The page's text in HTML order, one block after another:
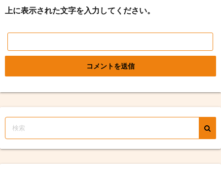
上に表示された文字を入力してください。